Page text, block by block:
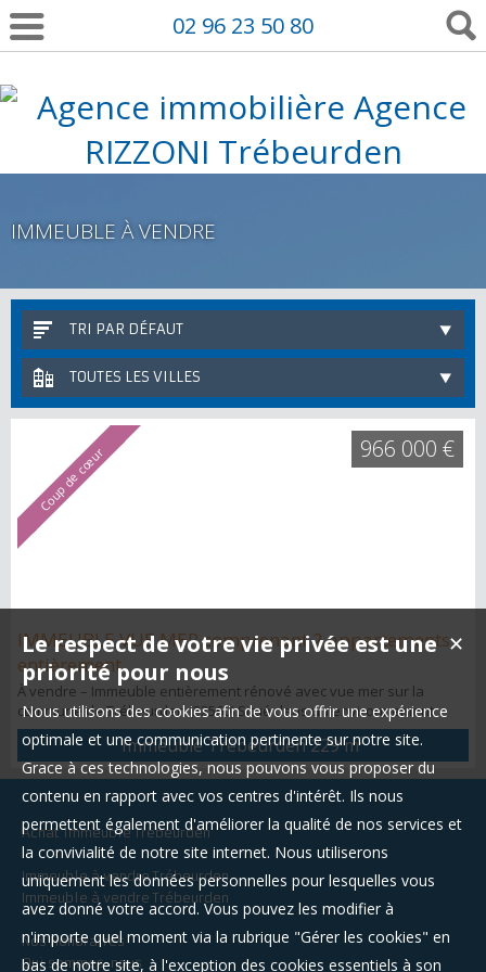
02 96 23 50 80
IMMEUBLE À VENDRE
TRI PAR DÉFAUT
TOUTES LES VILLES
Coup de cœur
IMMEUBLE VUE MER comprenant 2 appartements
entièrement ...
À vendre – Immeuble entièrement rénové avec vue mer sur la
commune de Trébeurden (22560) Situé dans un environnement
privilégié sur la commune recherchée de Trébeurden, cet immeuble
composé de deux appartements entièrement rénovés représente
une belle opportunité, aussi bien pour un projet d’investissement
locatif que pour une résidence familiale. Chaque logement a
bénéficié d’une rénov...
Immeuble Trébeurden229 m²
966 000 €
Achat immeuble Trébeurden
Immeuble à vendre Trébeurden
Immeuble à vendre Trébeurden
Nos Honoraires
Qui sommes-nous
✕
Le respect de votre vie privée est une
priorité pour nous
Nous utilisons des cookies afin de vous offrir une expérience
optimale et une communication pertinente sur notre site.
Grace à ces technologies, nous pouvons vous proposer du
contenu en rapport avec vos centres d'intérêt. Ils nous
permettent également d'améliorer la qualité de nos services et
la convivialité de notre site internet. Nous utiliserons
uniquement les données personnelles pour lesquelles vous
avez donné votre accord. Vous pouvez les modifier à
n'importe quel moment via la rubrique "Gérer les cookies" en
bas de notre site, à l'exception des cookies essentiels à son